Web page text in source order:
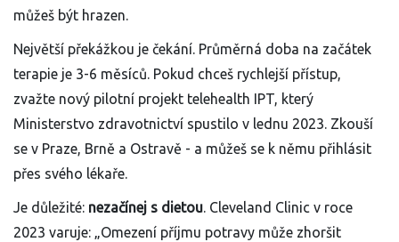
můžeš být hrazen.
Největší překážkou je čekání. Průměrná doba na začátek
terapie je 3-6 měsíců. Pokud chceš rychlejší přístup,
zvažte nový pilotní projekt telehealth IPT, který
Ministerstvo zdravotnictví spustilo v lednu 2023. Zkouší
se v Praze, Brně a Ostravě - a můžeš se k němu přihlásit
přes svého lékaře.
Je důležité: nezačínej s dietou. Cleveland Clinic v roce
2023 varuje: „Omezení příjmu potravy může zhoršit